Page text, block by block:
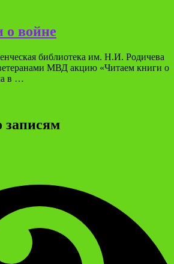
о войне
библиотека им. Н.И. Родичева
МВД акцию «Читаем книги о
в …
записям